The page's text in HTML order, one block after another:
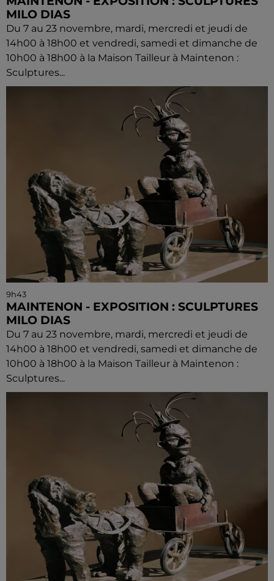
MILO DIAS
Du 7 au 23 novembre, mardi, mercredi et jeudi de
14h00 à 18h00 et vendredi, samedi et dimanche de
10h00 à 18h00 à la Maison Tailleur à Maintenon :
Sculptures...
9h43
MAINTENON - EXPOSITION : SCULPTURES
MILO DIAS
Du 7 au 23 novembre, mardi, mercredi et jeudi de
14h00 à 18h00 et vendredi, samedi et dimanche de
10h00 à 18h00 à la Maison Tailleur à Maintenon :
Sculptures...